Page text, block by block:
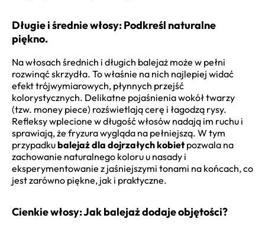
Długie i średnie włosy: Podkreśl naturalne
piękno.
Na włosach średnich i długich balejaż może w pełni
rozwinąć skrzydła. To właśnie na nich najlepiej widać
efekt trójwymiarowych, płynnych przejść
kolorystycznych. Delikatne pojaśnienia wokół twarzy
(tzw. money piece) rozświetlają cerę i łagodzą rysy.
Refleksy wplecione w długość włosów nadają im ruchu i
sprawiają, że fryzura wygląda na pełniejszą. W tym
przypadkubalejaż dla dojrzałych kobietpozwala na
zachowanie naturalnego koloru u nasady i
eksperymentowanie z jaśniejszymi tonami na końcach, co
jest zarówno piękne, jak i praktyczne.
Cienkie włosy: Jak balejaż dodaje objętości?